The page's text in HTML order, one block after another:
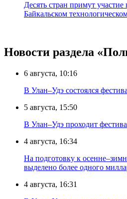
Десять стран примут
Байкальском
Новости раздела
6 августа, 10:16
В Улан–Удэ состоялся
5 августа, 15:50
В Улан–Удэ проходит
4 августа, 16:34
На подготовку к
выделено более одного
4 августа, 16:31